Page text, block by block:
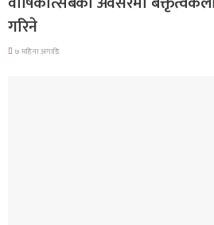
गरिने
७ महिना अगाडि